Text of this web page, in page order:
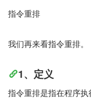
指令重排
我们再来看指令重排。
1、定义
指令重排是指在程序执